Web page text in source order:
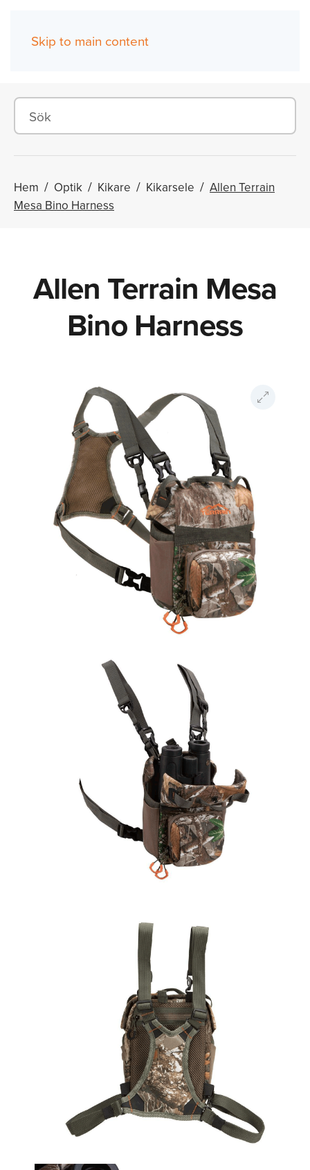
Skip to main content
Hem Optik Kikare Kikarsele
Allen Terrain
Mesa Bino Harness
Allen Terrain Mesa
Bino Harness